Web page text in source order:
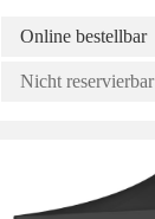
Online bestellbar
Nicht reservierbar